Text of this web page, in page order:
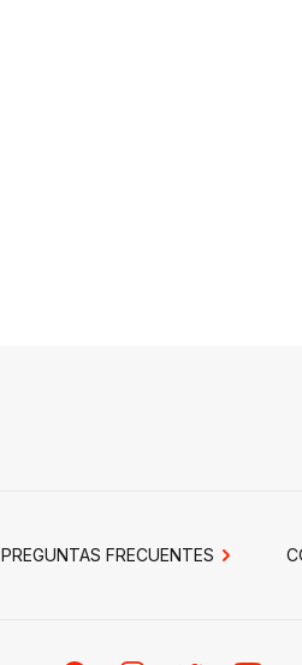
PREGUNTAS FRECUENTES